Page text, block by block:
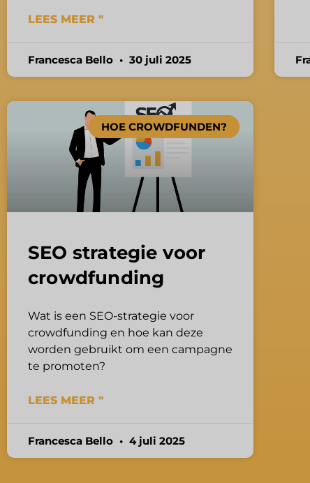
LEES MEER "
Francesca Bello 30 juli 2025
HOE CROWDFUNDEN?
SEO strategie voor
crowdfunding
Wat is een SEO-strategie voor
crowdfunding en hoe kan deze
worden gebruikt om een campagne
te promoten?
LEES MEER "
Francesca Bello 4 juli 2025